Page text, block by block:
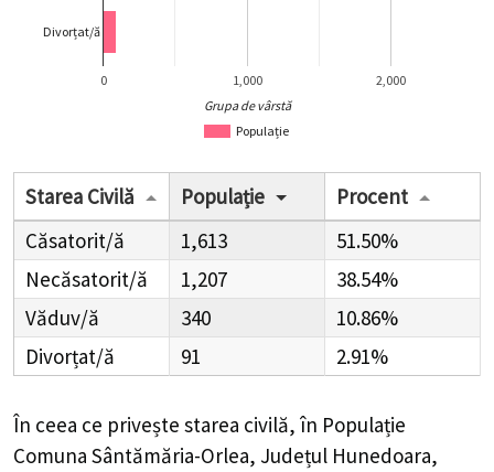
Populație
0 1,000 2,000
Divorțat/ă
Grupa de vârstă
Starea Civilă Populație
Procent
Căsatorit/ă
1,613
51.50%
Necăsatorit/ă
1,207
38.54%
Văduv/ă
340
10.86%
Divorțat/ă
91 2.91%
În ceea ce privește starea civilă, în Populație
Comuna Sântămăria-Orlea, Județul Hunedoara,